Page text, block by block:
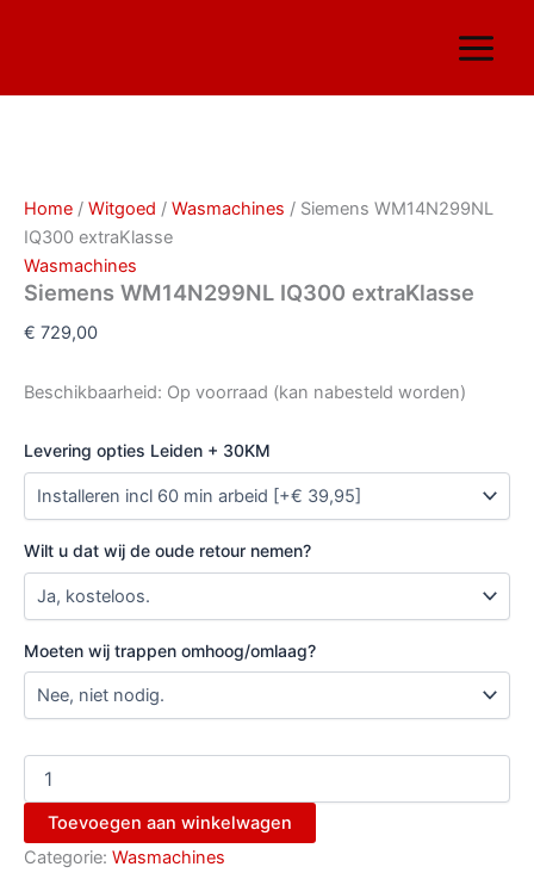
inhoud
Home / Witgoed / Wasmachines / Siemens WM14N299NL
IQ300 extraKlasse
Wasmachines
Siemens WM14N299NL IQ300 extraKlasse
€ 729,00
Beschikbaarheid: Op voorraad (kan nabesteld worden)
Levering opties Leiden + 30KM
Wilt u dat wij de oude retour nemen?
Moeten wij trappen omhoog/omlaag?
Toevoegen aan winkelwagen
Categorie: Wasmachines